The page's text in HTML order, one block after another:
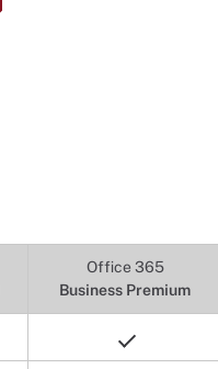
Office 365
Business Premium